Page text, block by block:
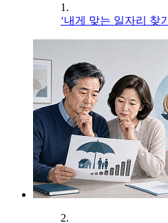
1.
‘내게 맞는 일자리 찾
2.